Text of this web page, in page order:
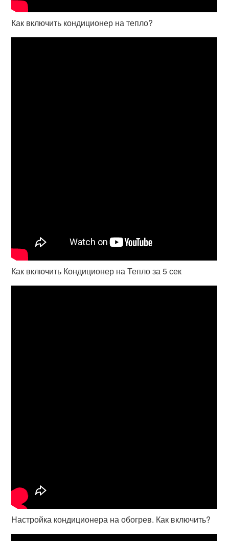
Как включить кондиционер на тепло?
Как включить Кондиционер на Тепло за 5 сек
Настройка кондиционера на обогрев. Как включить?